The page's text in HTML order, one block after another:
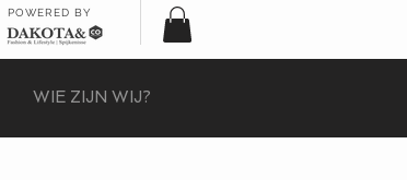
POWERED BY
WIE ZIJN WIJ?